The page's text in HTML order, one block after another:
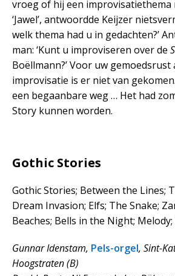
vroeg of hij een improvisatiethema
‘Jawel’, antwoordde Keijzer
welk thema had u in gedachten?’
man: ‘Kunt u improviseren over de
Boëllmann?’ Voor uw gemoedsrust
improvisatie is er niet van
een begaanbare weg … Het had
Story kunnen worden.
Gothic Stories
Gothic Stories; Between the Lines;
Dream Invasion; Elfs; The Snake;
Beaches; Bells in the Night;
Gunnar Idenstam, Pels-orgel, Sint-
Hoogstraten (B)